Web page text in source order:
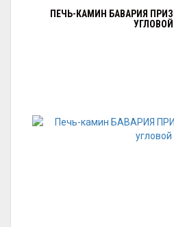
ПЕЧЬ-КАМИН БАВАРИЯ
УГЛОВОЙ